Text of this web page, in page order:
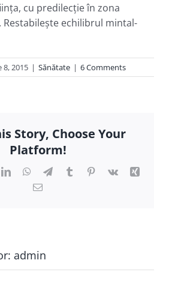
cu predilecţie în zona
Restabileşte echilibrul mintal-
2015 | Sănătate | 6 Comments
Story, Choose Your
Platform!
LinkedInWhatsApp
TelegramTumblrPinterest
Vk
Xing
E-
admin